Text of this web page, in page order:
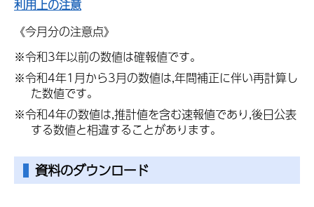
利用上の注意
《今月分の注意点》
※令和3年以前の数値は確報値です。
※令和4年1月から3月の数値は,年間補正に伴い再計算し
た数値です。
※令和4年の数値は,推計値を含む速報値であり,後日公表
する数値と相違することがあります。
資料のダウンロード